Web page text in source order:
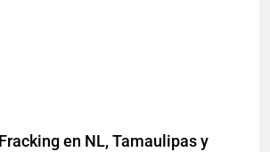
Fracking en NL, Tamaulipas y